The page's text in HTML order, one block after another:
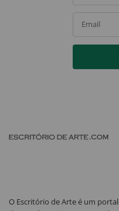
Email
O Escritório de Arte é um